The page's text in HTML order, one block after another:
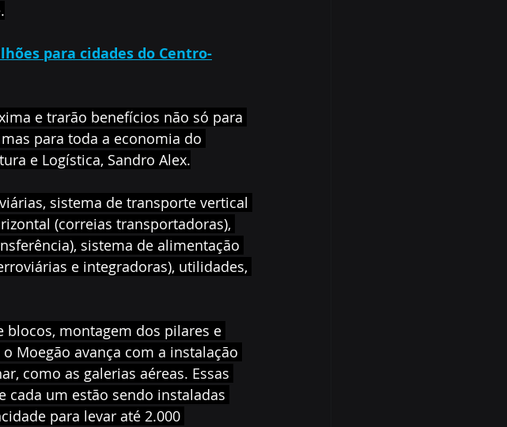
para cidades do Centro-
e trarão benefícios não só para
para toda a economia do
e Logística, Sandro Alex.
sistema de transporte vertical
(correias transportadoras),
sistema de alimentação
e integradoras), utilidades,
blocos, montagem dos pilares e
Moegão avança com a instalação
como as galerias aéreas. Essas
um estão sendo instaladas
para levar até 2.000